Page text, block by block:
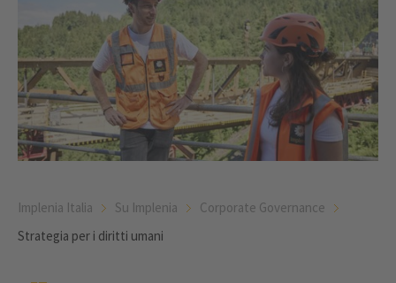
Implenia Italia Su Implenia
Corporate Governance
Strategia per i diritti umani